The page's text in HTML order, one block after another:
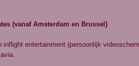
(vanaf Amsterdam en Brussel)
entertainment (persoonlijk